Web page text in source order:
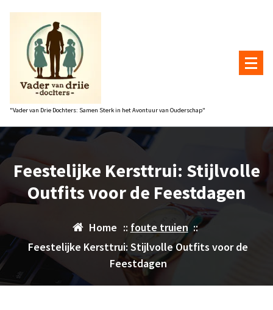
"Vader van Drie Dochters: Samen Sterk in het Avontuur van Ouderschap"
Feestelijke Kersttrui: Stijlvolle
Outfits voor de Feestdagen
Home :: foute truien::
Feestelijke Kersttrui: Stijlvolle Outfits voor de
Feestdagen